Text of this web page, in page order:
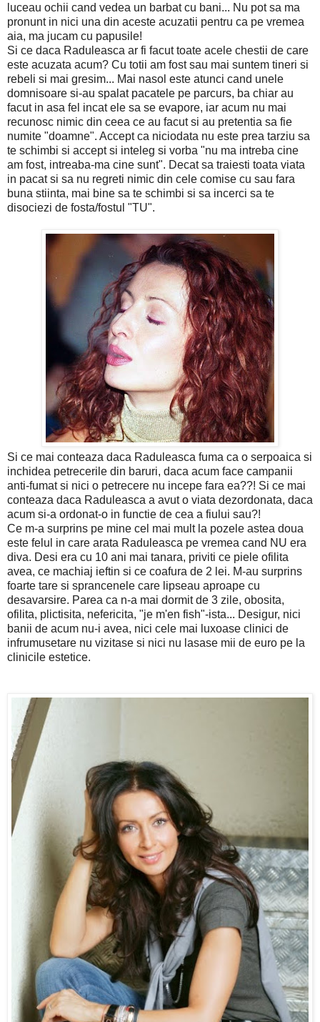
luceau ochii cand vedea un barbat cu bani... Nu pot sa ma
pronunt in nici una din aceste acuzatii pentru ca pe vremea
aia, ma jucam cu papusile!
Si ce daca Raduleasca ar fi facut toate acele chestii de care
este acuzata acum? Cu totii am fost sau mai suntem tineri si
rebeli si mai gresim... Mai nasol este atunci cand unele
domnisoare si-au spalat pacatele pe parcurs, ba chiar au
facut in asa fel incat ele sa se evapore, iar acum nu mai
recunosc nimic din ceea ce au facut si au pretentia sa fie
numite "doamne". Accept ca niciodata nu este prea tarziu sa
te schimbi si accept si inteleg si vorba "nu ma intreba cine
am fost, intreaba-ma cine sunt". Decat sa traiesti toata viata
in pacat si sa nu regreti nimic din cele comise cu sau fara
buna stiinta, mai bine sa te schimbi si sa incerci sa te
disociezi de fosta/fostul "TU".
Si ce mai conteaza daca Raduleasca fuma ca o serpoaica si
inchidea petrecerile din baruri, daca acum face campanii
anti-fumat si nici o petrecere nu incepe fara ea??! Si ce mai
conteaza daca Raduleasca a avut o viata dezordonata, daca
acum si-a ordonat-o in functie de cea a fiului sau?!
Ce m-a surprins pe mine cel mai mult la pozele astea doua
este felul in care arata Raduleasca pe vremea cand NU era
diva. Desi era cu 10 ani mai tanara, priviti ce piele ofilita
avea, ce machiaj ieftin si ce coafura de 2 lei. M-au surprins
foarte tare si sprancenele care lipseau aproape cu
desavarsire. Parea ca n-a mai dormit de 3 zile, obosita,
ofilita, plictisita, nefericita, "je m'en fish"-ista... Desigur, nici
banii de acum nu-i avea, nici cele mai luxoase clinici de
infrumusetare nu vizitase si nici nu lasase mii de euro pe la
clinicile estetice.